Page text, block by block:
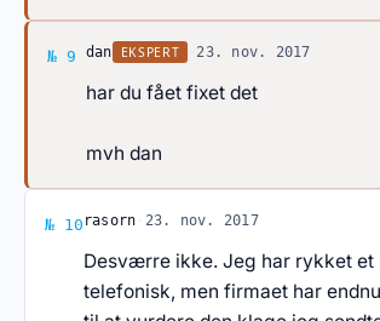
№ 9 Svar af dan
dan EKSPERT 23. nov. 2017
har du fået fixet det
mvh dan
№ 10 Svar af rasorn
rasorn · 23. nov. 2017
Desværre ikke. Jeg har rykket et
telefonisk, men firmaet har